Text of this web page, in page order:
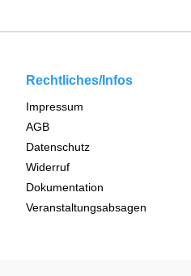
Rechtliches/Infos
Impressum
AGB
Datenschutz
Widerruf
Dokumentation
Veranstaltungsabsagen